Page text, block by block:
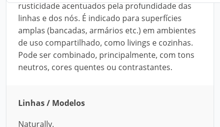
rusticidade acentuados pela profundidade das
linhas e dos nós. É indicado para superfícies
amplas (bancadas, armários etc.) em ambientes
de uso compartilhado, como livings e cozinhas.
Pode ser combinado, principalmente, com tons
neutros, cores quentes ou contrastantes.
Linhas / Modelos
Naturally.